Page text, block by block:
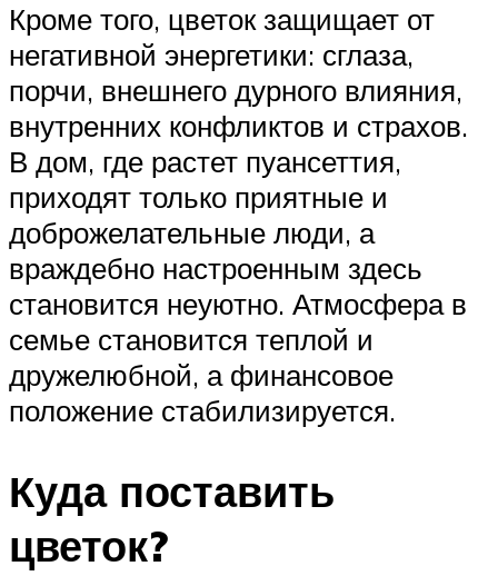
Кроме того, цветок защищает от
негативной энергетики: сглаза,
порчи, внешнего дурного влияния,
внутренних конфликтов и страхов.
В дом, где растет пуансеттия,
приходят только приятные и
доброжелательные люди, а
враждебно настроенным здесь
становится неуютно. Атмосфера в
семье становится теплой и
дружелюбной, а финансовое
положение стабилизируется.
Куда поставить
цветок?